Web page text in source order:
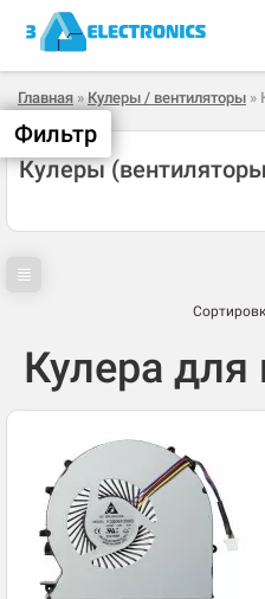
Главная » Кулеры / вентиляторы »
Кулеры
Кулера для
Фильтр